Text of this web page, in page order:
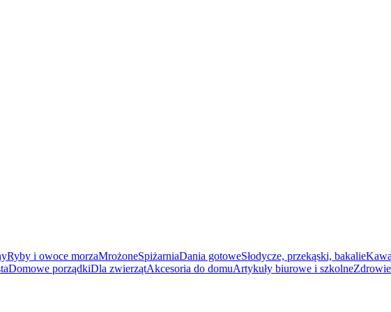
Ryby i owoce morzaMrożoneSpiżarniaDania gotoweSłodycze, przekąski, bakalie
Domowe porządkiDla zwierzątAkcesoria do domuArtykuły biurowe i szkolne